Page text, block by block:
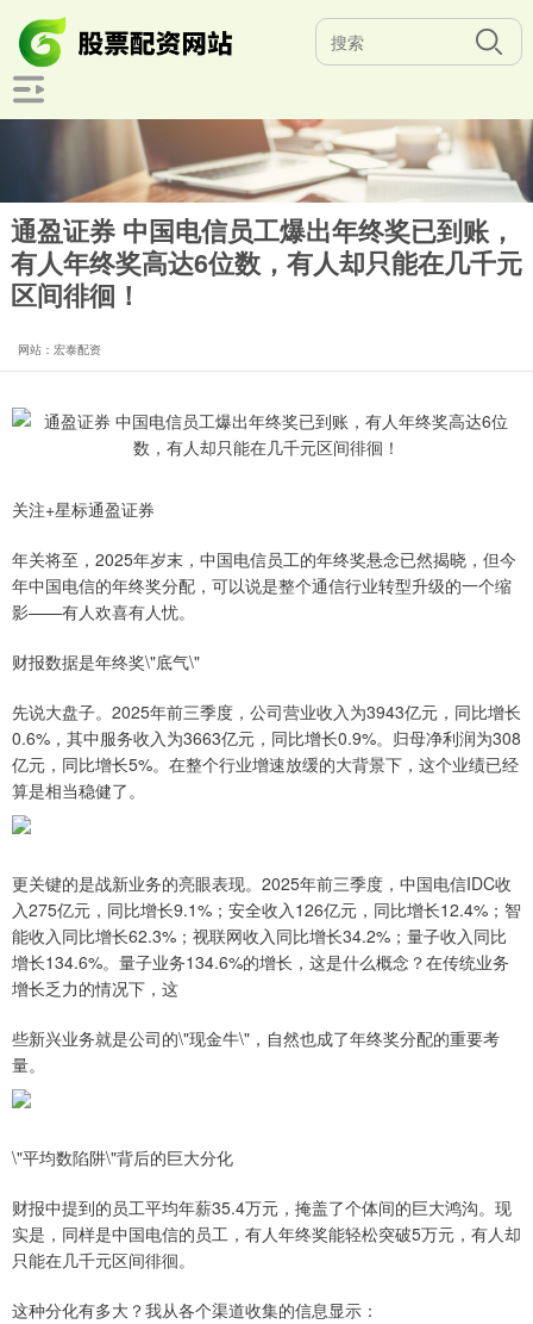
通盈证券 中国电信员工爆出年终奖已到账，
有人年终奖高达6位数，有人却只能在几千元
区间徘徊！
网站：宏泰配资
关注+星标通盈证券
年关将至，2025年岁末，中国电信员工的年终奖悬念已然揭晓，但今
年中国电信的年终奖分配，可以说是整个通信行业转型升级的一个缩
影——有人欢喜有人忧。
财报数据是年终奖\"底气\"
先说大盘子。2025年前三季度，公司营业收入为3943亿元，同比增长
0.6%，其中服务收入为3663亿元，同比增长0.9%。归母净利润为308
亿元，同比增长5%。在整个行业增速放缓的大背景下，这个业绩已经
算是相当稳健了。
更关键的是战新业务的亮眼表现。2025年前三季度，中国电信IDC收
入275亿元，同比增长9.1%；安全收入126亿元，同比增长12.4%；智
能收入同比增长62.3%；视联网收入同比增长34.2%；量子收入同比
增长134.6%。量子业务134.6%的增长，这是什么概念？在传统业务
增长乏力的情况下，这
些新兴业务就是公司的\"现金牛\"，自然也成了年终奖分配的重要考
量。
\"平均数陷阱\"背后的巨大分化
财报中提到的员工平均年薪35.4万元，掩盖了个体间的巨大鸿沟。现
实是，同样是中国电信的员工，有人年终奖能轻松突破5万元，有人却
只能在几千元区间徘徊。
这种分化有多大？我从各个渠道收集的信息显示：